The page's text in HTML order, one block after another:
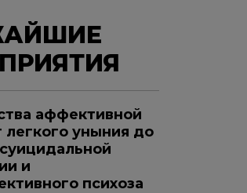
аффективной
уныния до
и
психоза